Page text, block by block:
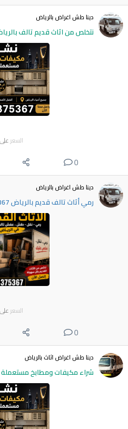
دينا طش اغراض بالرياض
نتخلص من اثاث قديم تالف بالرياض
السعر
0
دينا طش اغراض بالرياض
رمي أثاث تالف قديم بالرياض 0534375367
السعر
0
دينا طش اغراض اثاث بالرياض
شراء مكيفات ومطابخ مستعملة بالرياض